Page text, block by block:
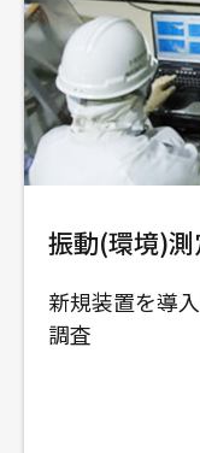
振動(環境)測
新規装置を導
調査